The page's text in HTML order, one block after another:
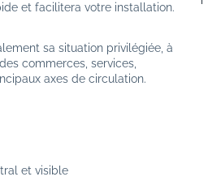
et facilitera votre installation.
sa situation privilégiée, à
commerces, services,
axes de circulation.
et visible